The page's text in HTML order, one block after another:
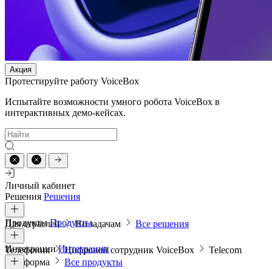
Акция
Протестируйте работу VoiceBox
Испытайте возможности умного робота VoiceBox в
интерактивных демо-кейсах.
Личный кабинет
Решения Решения
Для отраслей По задачам Все решения
ПродуктыПродукты
Телефония Цифровой сотрудник VoiceBox
Telecom
платформа
Все продукты
ИнтеграцииИнтеграции